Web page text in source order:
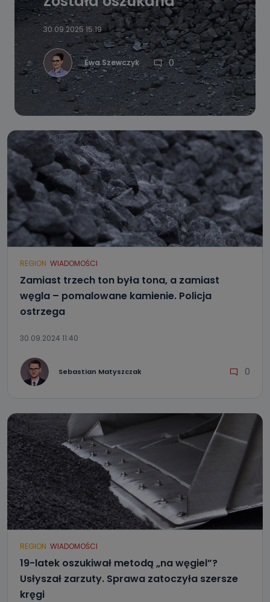
30.09.2025 15:19
Ewa Szewczyk 0
REGION WIADOMOŚCI
Zamiast trzech ton była tona, a zamiast
węgla – pomalowane kamienie. Policja
ostrzega
30.09.2024 11:40
Sebastian Matyszczak 0
REGION WIADOMOŚCI
19-latek oszukiwał metodą „na węgiel”?
Usłyszał zarzuty. Sprawa zatoczyła szersze
kręgi